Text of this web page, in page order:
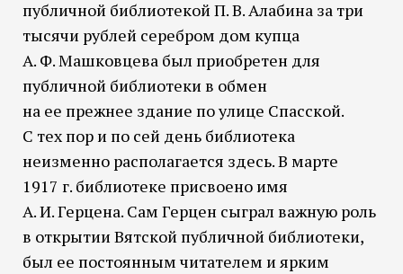
публичной библиотекой П. В. Алабина за три
тысячи рублей серебром дом купца
А. Ф. Машковцева был приобретен для
публичной библиотеки в обмен
на ее прежнее здание по улице Спасской.
С тех пор и по сей день библиотека
неизменно располагается здесь. В марте
1917 г. библиотеке присвоено имя
А. И. Герцена. Сам Герцен сыграл важную роль
в открытии Вятской публичной библиотеки,
был ее постоянным читателем и ярким